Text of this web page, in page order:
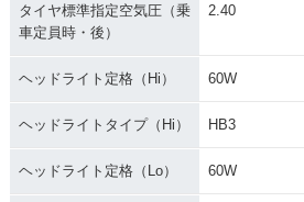
タイヤ標準指定空気圧（乗
車定員時・後）
2.40
ヘッドライト定格（Hi） 60W
ヘッドライトタイプ（Hi） HB3
ヘッドライト定格（Lo） 60W